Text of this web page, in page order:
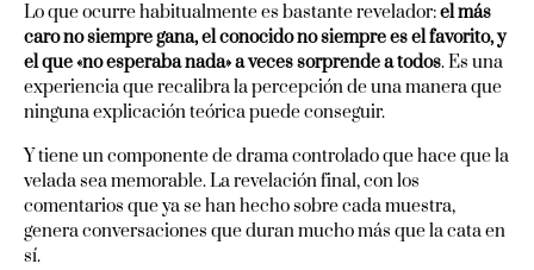
Lo que ocurre habitualmente es bastante revelador:el más
caro no siempre gana, el conocido no siempre es el favorito, y
el que «no esperaba nada» a veces sorprende a todos. Es una
experiencia que recalibra la percepción de una manera que
ninguna explicación teórica puede conseguir.
Y tiene un componente de drama controlado que hace que la
velada sea memorable. La revelación final, con los
comentarios que ya se han hecho sobre cada muestra,
genera conversaciones que duran mucho más que la cata en
sí.